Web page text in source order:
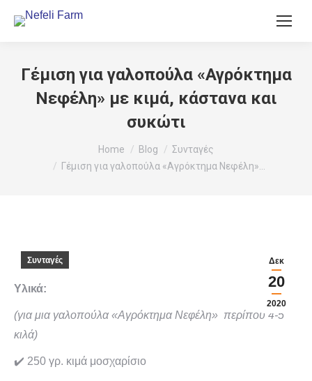
Γέμιση για γαλοπούλα «Αγρόκτημα
Νεφέλη» με κιμά, κάστανα και
συκώτι
Home Blog
Συνταγές
Γέμιση για γαλοπούλα «Αγρόκτημα Νεφέλη»…
Δεκ
20
2020
Συνταγές
Υλικά:
(για μια γαλοπούλα «Αγρόκτημα Νεφέλη» περίπου 4-5
κιλά)
✔️ 250 γρ. κιμά μοσχαρίσιο